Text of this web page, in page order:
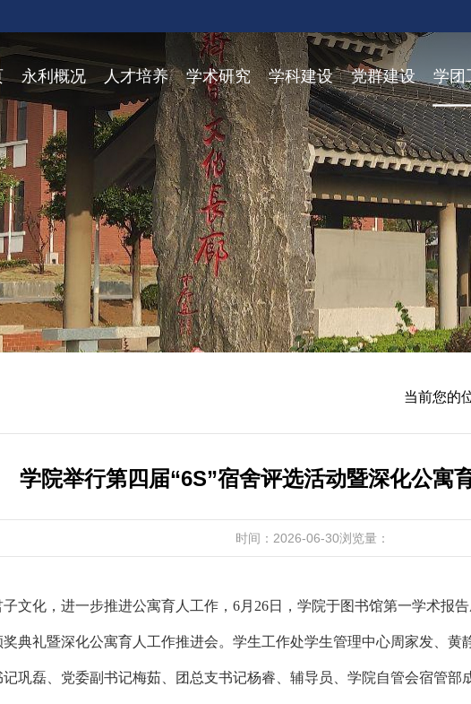
永利概况 人才培养 学术研究 学科建设 党群建设 学团
当前您的
学院举行第四届“6S”宿舍评选活动暨深化公寓
时间：2026-06-30浏览量：
文化，进一步推进公寓育人工作，6月26日，学院于图书馆第一学术报
奖典礼暨深化公寓育人工作推进会。学生工作处学生管理中心周家发、
巩磊、党委副书记梅茹、团总支书记杨睿、辅导员、学院自管会宿管